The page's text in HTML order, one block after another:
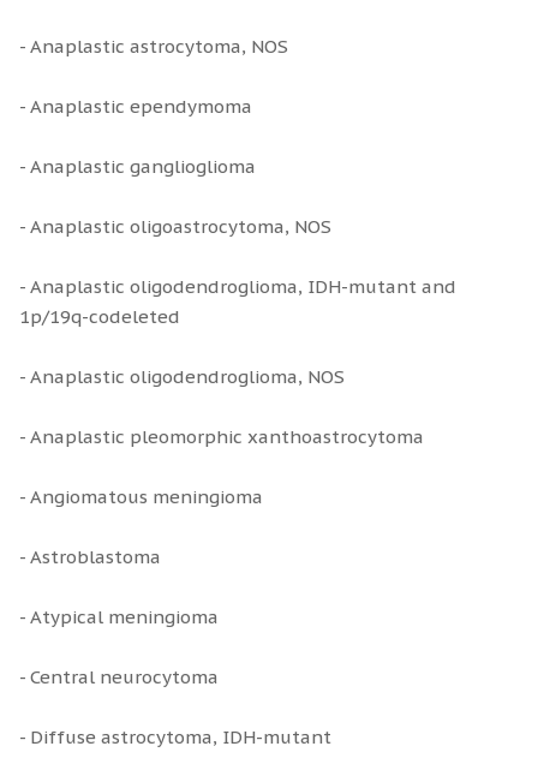
- Anaplastic astrocytoma, NOS
- Anaplastic ependymoma
- Anaplastic ganglioglioma
- Anaplastic oligoastrocytoma, NOS
- Anaplastic oligodendroglioma, IDH-mutant and
1p/19q-codeleted
- Anaplastic oligodendroglioma, NOS
- Anaplastic pleomorphic xanthoastrocytoma
- Angiomatous meningioma
- Astroblastoma
- Atypical meningioma
- Central neurocytoma
- Diffuse astrocytoma, IDH-mutant